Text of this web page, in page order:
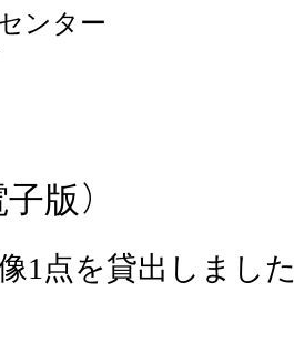
ンター
版）
1点を貸出しました